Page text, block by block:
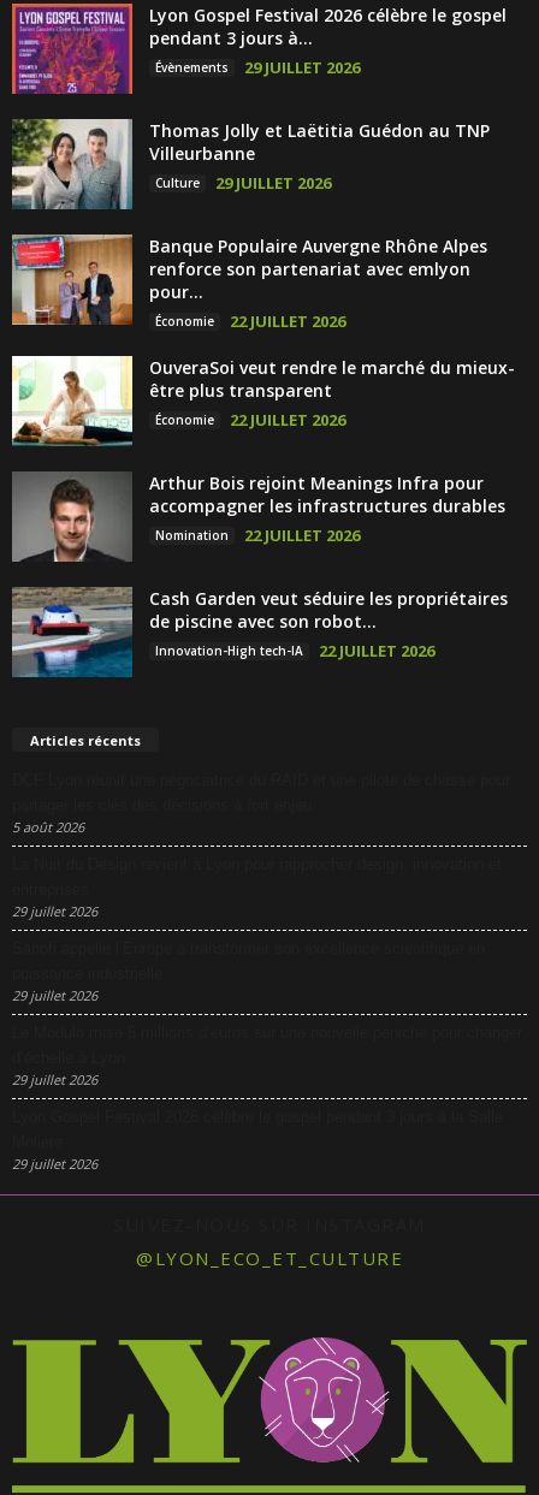
Lyon Gospel Festival 2026 célèbre le gospel
pendant 3 jours à...
Évènements 29 JUILLET 2026
Thomas Jolly et Laëtitia Guédon au TNP
Villeurbanne
Culture 29 JUILLET 2026
Banque Populaire Auvergne Rhône Alpes
renforce son partenariat avec emlyon
pour...
Économie 22 JUILLET 2026
OuveraSoi veut rendre le marché du mieux-
être plus transparent
Économie 22 JUILLET 2026
Arthur Bois rejoint Meanings Infra pour
accompagner les infrastructures durables
Nomination 22 JUILLET 2026
Cash Garden veut séduire les propriétaires
de piscine avec son robot...
Innovation-High tech-IA 22 JUILLET 2026
Articles récents
5 août 2026
29 juillet 2026
29 juillet 2026
29 juillet 2026
29 juillet 2026
@LYON_ECO_ET_CULTURE